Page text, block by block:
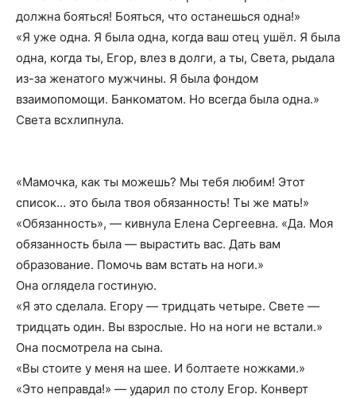
должна бояться! Бояться, что останешься одна!»
«Я уже одна. Я была одна, когда ваш отец ушёл. Я была
одна, когда ты, Егор, влез в долги, а ты, Света, рыдала
из-за женатого мужчины. Я была фондом
взаимопомощи. Банкоматом. Но всегда была одна.»
Света всхлипнула.
«Мамочка, как ты можешь? Мы тебя любим! Этот
список… это была твоя обязанность! Ты же мать!»
«Обязанность», — кивнула Елена Сергеевна. «Да. Моя
обязанность была — вырастить вас. Дать вам
образование. Помочь вам встать на ноги.»
Она оглядела гостиную.
«Я это сделала. Егору — тридцать четыре. Свете —
тридцать один. Вы взрослые. Но на ноги не встали.»
Она посмотрела на сына.
«Вы стоите у меня на шее. И болтаете ножками.»
«Это неправда!» — ударил по столу Егор. Конверт